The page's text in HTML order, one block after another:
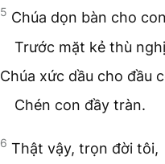
5 Chúa dọn bàn cho con
Trước mặt kẻ thù
Chúa xức dầu cho đầu
Chén con đầy tràn.
6 Thật vậy, trọn đời tôi,